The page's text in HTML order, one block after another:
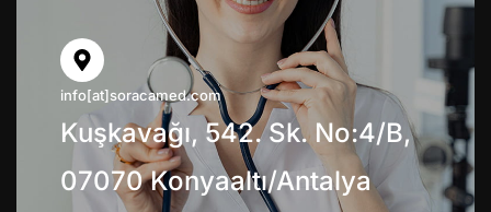
info[at]soracamed.com
Kuşkavağı, 542. Sk. No:4/B,
07070 Konyaaltı/Antalya